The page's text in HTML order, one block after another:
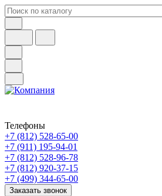
Телефоны
+7 (812) 528-65-00
+7 (911) 195-94-01
+7 (812) 528-96-78
+7 (812) 920-37-15
+7 (499) 344-65-00
Заказать звонок